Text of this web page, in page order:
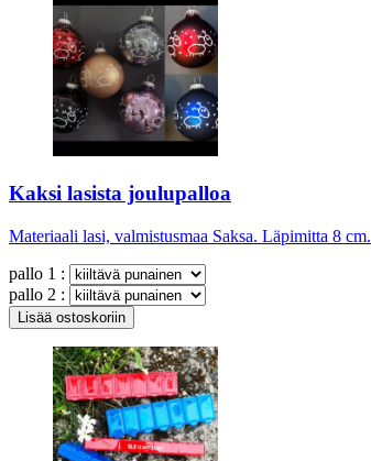
Kaksi lasista joulupalloa
Materiaali lasi, valmistusmaa Saksa. Läpimitta 8 cm.
pallo 1 :
pallo 2 :